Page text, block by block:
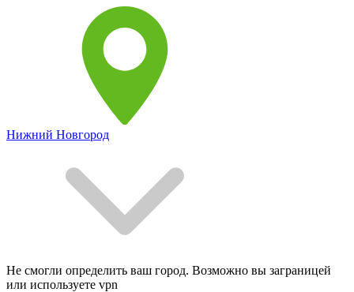
Нижний Новгород
Не смогли определить ваш город. Возможно вы заграницей
или используете vpn